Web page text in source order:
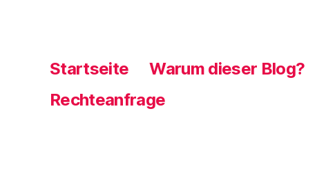
Startseite Warum dieser Blog?
Rechteanfrage